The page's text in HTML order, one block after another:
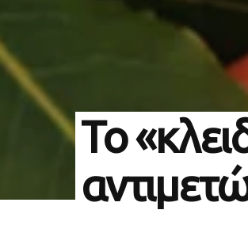
Το